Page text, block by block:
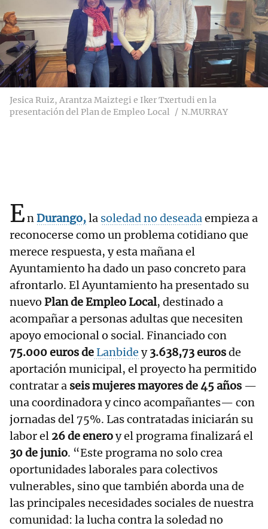
Jesica Ruiz, Arantza Maiztegi e Iker Txertudi en la
presentación del Plan de Empleo Local
N.MURRAY
EnDurango,la soledad no deseadaempieza a
reconocerse como un problema cotidiano que
merece respuesta, y esta mañana el
Ayuntamiento ha dado un paso concreto para
afrontarlo. El Ayuntamiento ha presentado su
nuevo Plan de Empleo Local, destinado a
acompañar a personas adultas que necesiten
apoyo emocional o social. Financiado con
75.000 euros deLanbide y3.638,73 eurosde
aportación municipal, el proyecto ha permitido
contratar a seis mujeres mayores de 45 años —
una coordinadora y cinco acompañantes— con
jornadas del 75%. Las contratadas iniciarán su
labor el 26 de eneroy el programa finalizará el
30 de junio. “Este programa no solo crea
oportunidades laborales para colectivos
vulnerables, sino que también aborda una de
las principales necesidades sociales de nuestra
comunidad: la lucha contra la soledad no